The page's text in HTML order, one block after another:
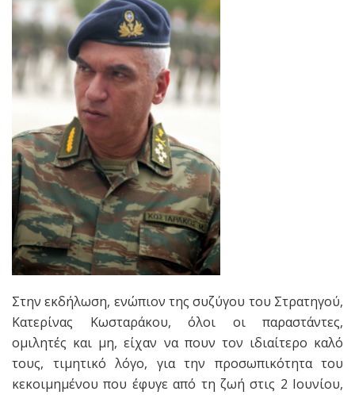
Στην εκδήλωση, ενώπιον της συζύγου του Στρατηγού,
Κατερίνας Κωσταράκου, όλοι οι παραστάντες,
ομιλητές και μη, είχαν να πουν τον ιδιαίτερο καλό
τους, τιμητικό λόγο, για την προσωπικότητα του
κεκοιμημένου που έφυγε από τη ζωή στις 2 Ιουνίου,